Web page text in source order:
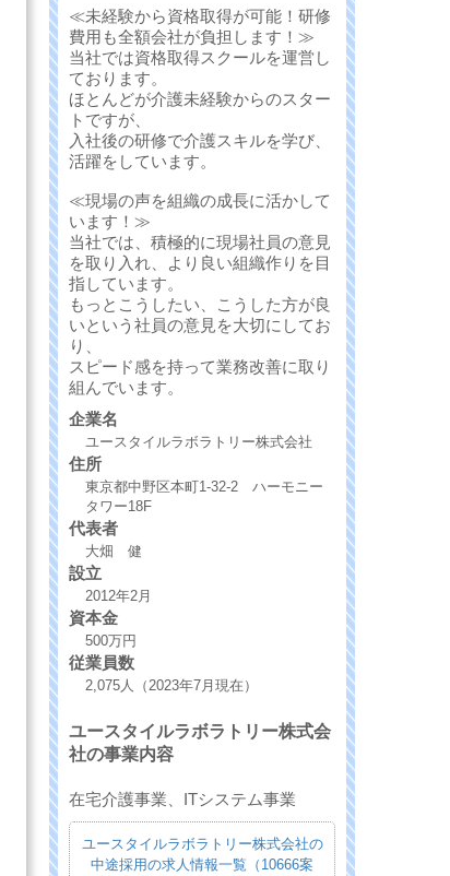
≪未経験から資格取得が可能！研修
費用も全額会社が負担します！≫
当社では資格取得スクールを運営し
ております。
ほとんどが介護未経験からのスター
トですが、
入社後の研修で介護スキルを学び、
活躍をしています。
≪現場の声を組織の成長に活かして
います！≫
当社では、積極的に現場社員の意見
を取り入れ、より良い組織作りを目
指しています。
もっとこうしたい、こうした方が良
いという社員の意見を大切にしてお
り、
スピード感を持って業務改善に取り
組んでいます。
企業名
ユースタイルラボラトリー株式会社
住所
東京都中野区本町1-32-2 ハーモニー
タワー18F
代表者
大畑 健
設立
2012年2月
資本金
500万円
従業員数
2,075人（2023年7月現在）
ユースタイルラボラトリー株式会
社の事業内容
在宅介護事業、ITシステム事業
ユースタイルラボラトリー株式会社の
中途採用の求人情報一覧（10666案